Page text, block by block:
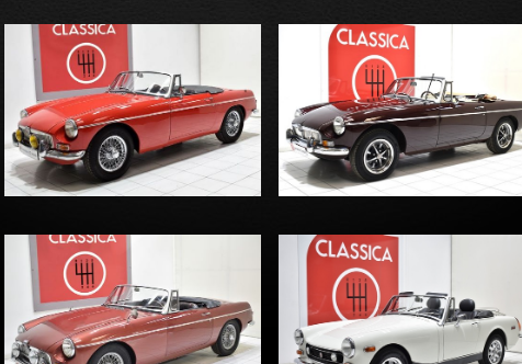
MG - A 1500
1957
31 900 €
MG - A 1500 Roadster
1958
31 900 €
MG - B
1966
25 900 €
MG - B
1979
25 900 €